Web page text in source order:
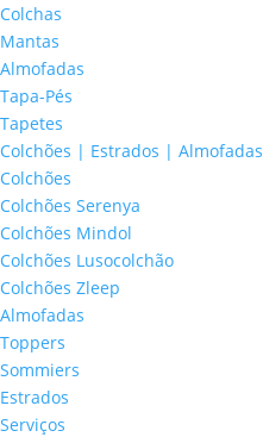
Colchas
Mantas
Almofadas
Tapa-Pés
Tapetes
Colchões | Estrados | Almofadas
Colchões
Colchões Serenya
Colchões Mindol
Colchões Lusocolchão
Colchões Zleep
Almofadas
Toppers
Sommiers
Estrados
Serviços